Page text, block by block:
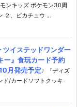
モンキッズ ポケモン30周
２、ピカチュウ ...
ツイステッドワンダー
ー』食玩カード予約
月発売予定♪
『ディズ
ド/カードソフトクッキ